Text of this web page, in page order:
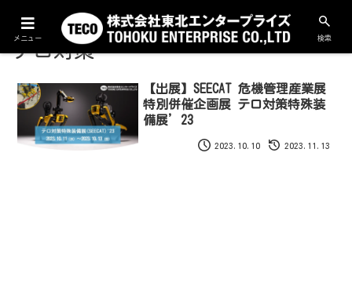
テロ対策
【出展】SEECAT 危機管理産業展
特別併催企画展 テロ対策特殊装
備展’23
2023.10.10 2023.11.13
メニュー 検索